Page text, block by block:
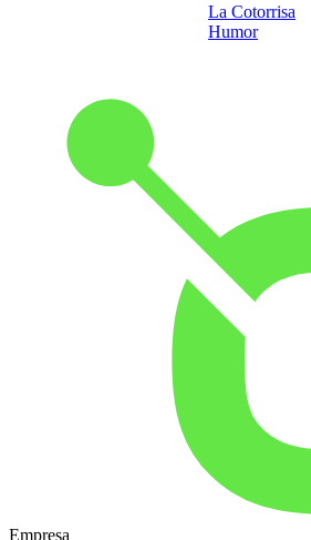
La Cotorrisa
Humor
Empresa